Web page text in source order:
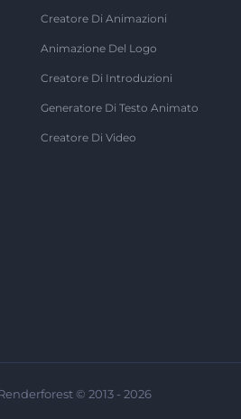
Creatore Di Animazioni
Animazione Del Logo
Creatore Di Introduzioni
Generatore Di Testo Animato
Creatore Di Video
© 2013 - 2026